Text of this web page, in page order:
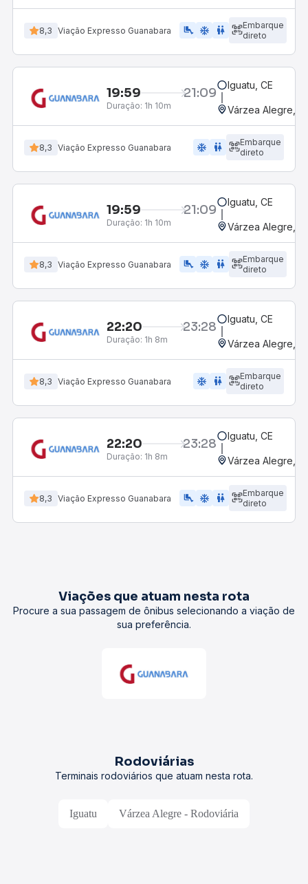
8,3 Viação Expresso Guanabara airline_seat_legroom_extra ac_unit wc
Embarque
direto
19:59 21:09
Duração: 1h 10m
Iguatu, CE
Várzea Alegre,
8,3 Viação Expresso Guanabara ac_unit wc
Embarque
direto
19:59 21:09
Duração: 1h 10m
Iguatu, CE
Várzea Alegre,
8,3 Viação Expresso Guanabara airline_seat_legroom_extra ac_unit wc
Embarque
direto
22:20 23:28
Duração: 1h 8m
Iguatu, CE
Várzea Alegre,
8,3 Viação Expresso Guanabara ac_unit wc
Embarque
direto
22:20 23:28
Duração: 1h 8m
Iguatu, CE
Várzea Alegre,
8,3 Viação Expresso Guanabara airline_seat_legroom_extra ac_unit wc
Embarque
direto
Viações que atuam nesta rota
Procure a sua passagem de ônibus selecionando a viação de
sua preferência.
Rodoviárias
Terminais rodoviários que atuam nesta rota.
Iguatu Várzea Alegre - Rodoviária